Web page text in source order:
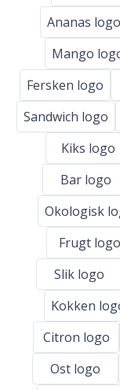
Ananas logo
Mango
Fersken logo
Sandwich logo
Kiks logo
Bar logo
Okologisk
Frugt logo
Slik logo
Kokken
Citron logo
Ost logo